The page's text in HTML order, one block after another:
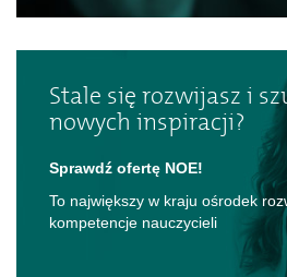
Stale się rozwijasz i
nowych inspiracji?
Sprawdź ofertę NOE!
To największy w kraju ośrodek
kompetencje nauczycieli